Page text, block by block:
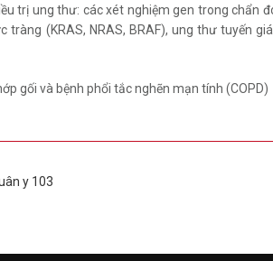
trị ung thư: các xét nghiệm gen trong chẩn
(KRAS, NRAS, BRAF), ung thư tuyến
gối và bệnh phổi tắc nghẽn mạn tính (COPD)
y 103